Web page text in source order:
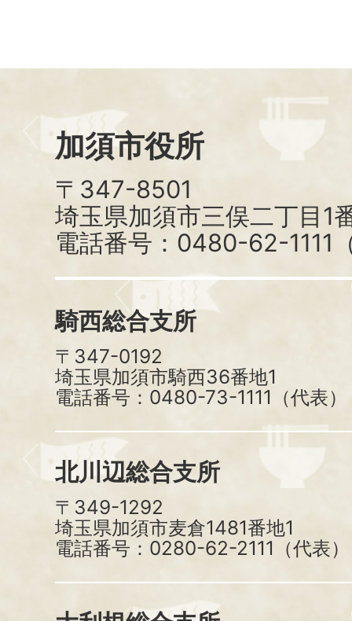
加須市役所
〒347-8501
埼玉県加須市三俣二丁目1
電話番号：0480-62-1111
騎西総合支所
〒347-0192
埼玉県加須市騎西36番地1
電話番号：0480-73-1111（代表）
北川辺総合支所
〒349-1292
埼玉県加須市麦倉1481番地1
電話番号：0280-62-2111（代表）